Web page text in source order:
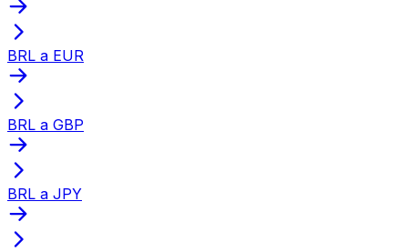
BRL a EUR
BRL a GBP
BRL a JPY